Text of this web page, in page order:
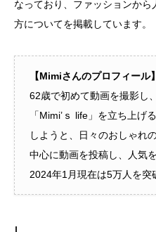
なっており、ファッションか
方についてを掲載しています。
【Mimiさんのプロフィール】
62歳で初めて動画を撮影し
「Mimi’ｓ life」を立ち上げ
しようと、日々のおしゃれ
中心に動画を投稿し、人気
2024年1月現在は5万人を突